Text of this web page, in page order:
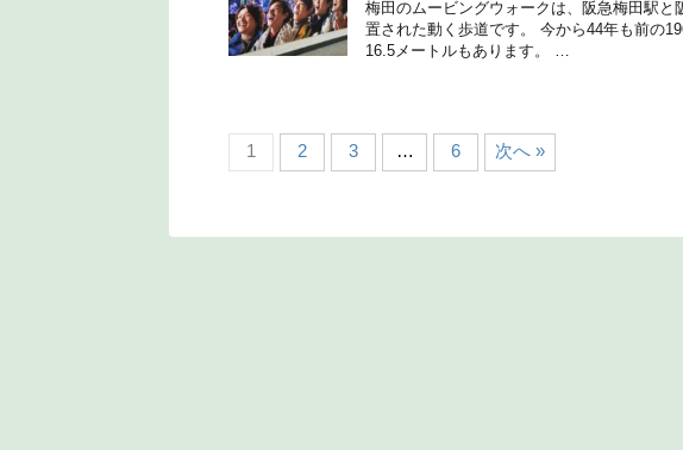
梅田のムービングウォークは、阪急梅田駅
置された動く歩道です。 今から44年も前の
16.5メートルもあります。 …
1 2 3 … 6 次へ »